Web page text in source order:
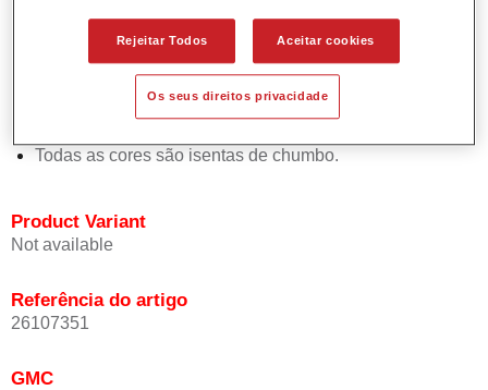
de 1.5 demãos.
Promove tempos de secagem curtos.
Proporciona elevada opacidade.
Oferece uma excelente resistência do acabamento.
Todas as cores são isentas de chumbo.
Product Variant
Not available
Referência do artigo
26107351
GMC
Rejeitar Todos Aceitar cookies
Os seus direitos privacidade